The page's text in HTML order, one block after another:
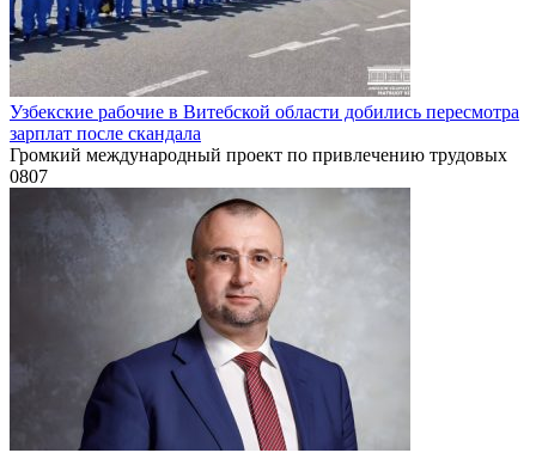
Узбекские рабочие в Витебской области добились пересмотра
зарплат после скандала
Громкий международный проект по привлечению трудовых
0807